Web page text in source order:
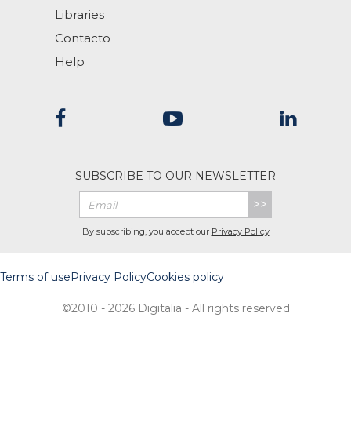
Libraries
Contacto
Help
SUBSCRIBE TO OUR NEWSLETTER
>>
By subscribing, you accept our Privacy Policy
Terms of use Privacy PolicyCookies policy
©2010 - 2026 Digitalia - All rights reserved